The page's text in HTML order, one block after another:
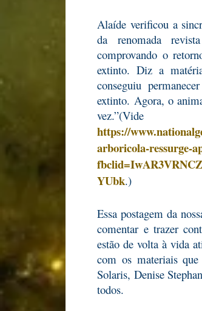
Alaíde verificou a
da renomada
comprovando o
extinto. Diz a
conseguiu
extinto. Agora, o
https://
arboricola-ressurge-
YUbk.)
Essa postagem da
comentar e trazer
estão de volta à vida
com os materiais que
Solaris, Denise
todos.